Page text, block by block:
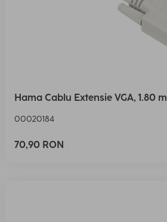
Hama Cablu Extensie VGA, 1.80 m
00020184
70,90 RON